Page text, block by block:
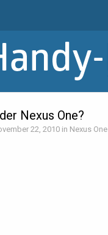
Nexus One?
22, 2010 in Nexus One